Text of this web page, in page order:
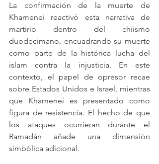
La confirmación de la muerte de
Khamenei reactivó esta narrativa de
martirio dentro del chiismo
duodecimano, encuadrando su muerte
como parte de la histórica lucha del
islam contra la injusticia. En este
contexto, el papel de opresor recae
sobre Estados Unidos e Israel, mientras
que Khamenei es presentado como
figura de resistencia. El hecho de que
los ataques ocurrieran durante el
Ramadán añade una dimensión
simbólica adicional.